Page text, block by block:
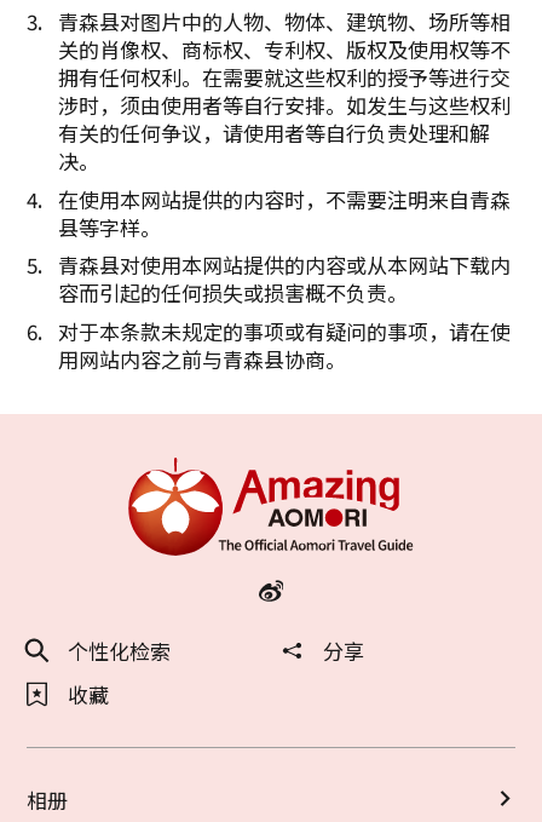
青森县对图片中的人物、物体、建筑物、场所等相
关的肖像权、商标权、专利权、版权及使用权等不
拥有任何权利。在需要就这些权利的授予等进行交
涉时，须由使用者等自行安排。如发生与这些权利
有关的任何争议，请使用者等自行负责处理和解
决。
在使用本网站提供的内容时，不需要注明来自青森
县等字样。
青森县对使用本网站提供的内容或从本网站下载内
容而引起的任何损失或损害概不负责。
对于本条款未规定的事项或有疑问的事项，请在使
用网站内容之前与青森县协商。
个性化检索
分享
收藏
相册